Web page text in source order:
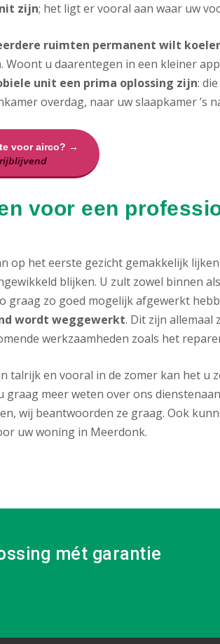
zijn; het ligt er vooral aan waar uw
ruimten permanent wilt
. Woont u daarentegen in een kleiner
unit een prima oplossing zijn:
overdag, naar uw slaapkamer ’s
voor airco? →
voor een
op het eerste gezicht gemakkelijk
blijken. U zult zowel binnen
graag zo goed mogelijk afgewerkt
wordt weggewerkt. Dit zijn allemaal
werkzaamheden zoals het
talrijk en vooral in de zomer kan het u
graag meer weten over ons
wij beantwoorden ze graag. Ook
uw woning in Meerdonk.
mét garantie